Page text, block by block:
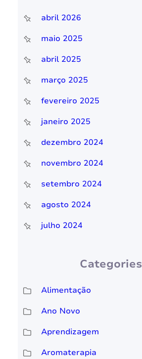
abril 2026
maio 2025
abril 2025
março 2025
fevereiro 2025
janeiro 2025
dezembro 2024
novembro 2024
setembro 2024
agosto 2024
julho 2024
Categories
Alimentação
Ano Novo
Aprendizagem
Aromaterapia